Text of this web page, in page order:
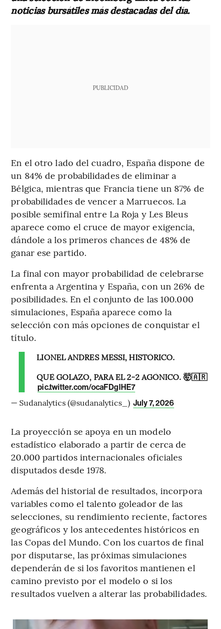
noticias bursátiles más destacadas del día.
PUBLICIDAD
En el otro lado del cuadro, España dispone de
un 84% de probabilidades de eliminar a
Bélgica, mientras que Francia tiene un 87% de
probabilidades de vencer a Marruecos. La
posible semifinal entre La Roja y Les Bleus
aparece como el cruce de mayor exigencia,
dándole a los primeros chances de 48% de
ganar ese partido.
La final con mayor probabilidad de celebrarse
enfrenta a Argentina y España, con un 26% de
posibilidades. En el conjunto de las 100.000
simulaciones, España aparece como la
selección con más opciones de conquistar el
título.
LIONEL ANDRES MESSI, HISTÓRICO.
QUÉ GOLAZO, PARA EL 2-2 AGÓNICO. 🤯🇦🇷
pic.twitter.com/ocaFDglHE7
— Sudanalytics (@sudanalytics_) July 7, 2026
La proyección se apoya en un modelo
estadístico elaborado a partir de cerca de
20.000 partidos internacionales oficiales
disputados desde 1978.
Además del historial de resultados, incorpora
variables como el talento goleador de las
selecciones, su rendimiento reciente, factores
geográficos y los antecedentes históricos en
las Copas del Mundo. Con los cuartos de final
por disputarse, las próximas simulaciones
dependerán de si los favoritos mantienen el
camino previsto por el modelo o si los
resultados vuelven a alterar las probabilidades.